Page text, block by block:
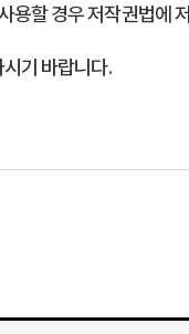
할 경우 저작권법에
기 바랍니다.